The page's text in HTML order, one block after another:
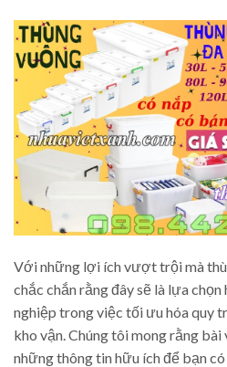
Với những lợi ích vượt trội mà
chắc chắn rằng đây sẽ là lựa chọn
nghiệp trong việc tối ưu hóa quy
kho vận. Chúng tôi mong rằng
những thông tin hữu ích để bạn